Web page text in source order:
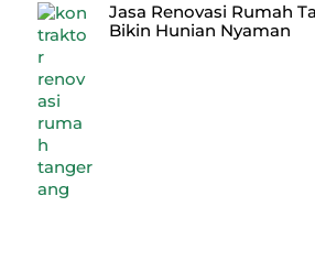
Jasa Renovasi Rumah
Bikin Hunian Nyaman